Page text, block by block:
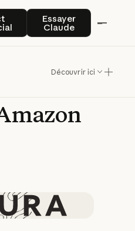
commercial
Essayer
Claude
Essayer Claude
Découvrir ici